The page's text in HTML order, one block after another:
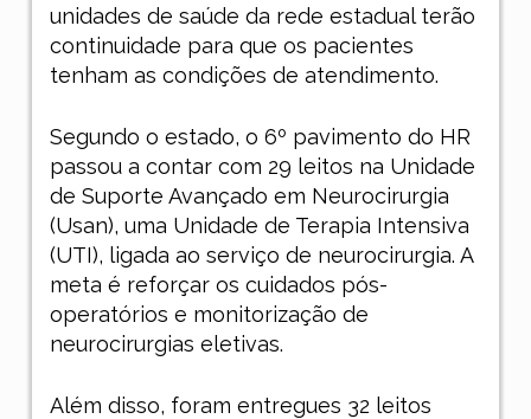
unidades de saúde da rede estadual terão
continuidade para que os pacientes
tenham as condições de atendimento.
Segundo o estado, o 6º pavimento do HR
passou a contar com 29 leitos na Unidade
de Suporte Avançado em Neurocirurgia
(Usan), uma Unidade de Terapia Intensiva
(UTI), ligada ao serviço de neurocirurgia. A
meta é reforçar os cuidados pós-
operatórios e monitorização de
neurocirurgias eletivas.
Além disso, foram entregues 32 leitos